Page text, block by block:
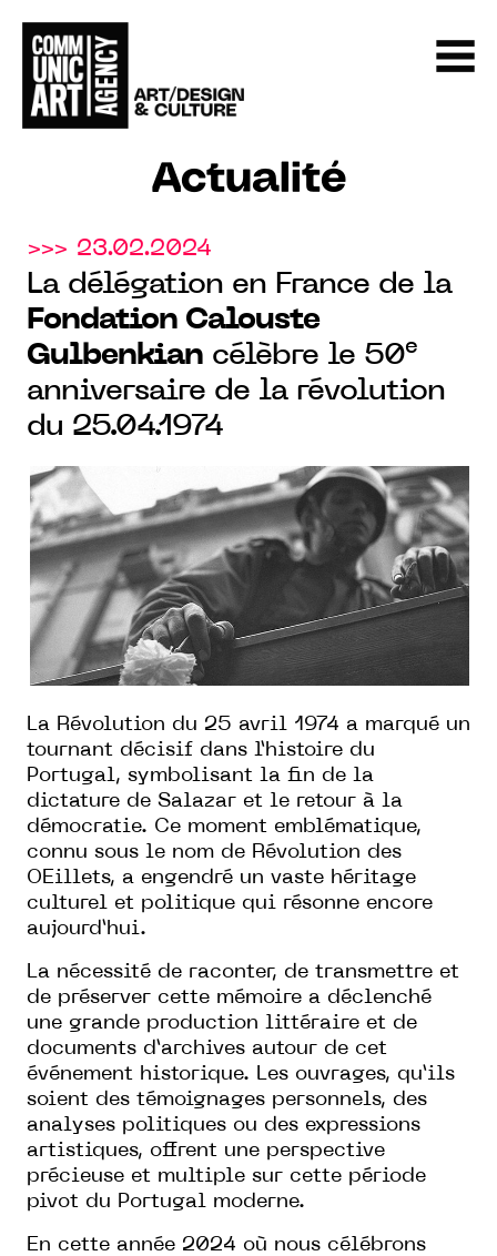
Actualité
>>> 23.02.2024
La délégation en France de la
Fondation Calouste
Gulbenkian célèbre le 50e
anniversaire de la révolution
du 25.04.1974
La Révolution du 25 avril 1974 a marqué un
tournant décisif dans l’histoire du
Portugal, symbolisant la fin de la
dictature de Salazar et le retour à la
démocratie. Ce moment emblématique,
connu sous le nom de Révolution des
OEillets, a engendré un vaste héritage
culturel et politique qui résonne encore
aujourd’hui.
La nécessité de raconter, de transmettre et
de préserver cette mémoire a déclenché
une grande production littéraire et de
documents d’archives autour de cet
événement historique. Les ouvrages, qu’ils
soient des témoignages personnels, des
analyses politiques ou des expressions
artistiques, offrent une perspective
précieuse et multiple sur cette période
pivot du Portugal moderne.
En cette année 2024 où nous célébrons